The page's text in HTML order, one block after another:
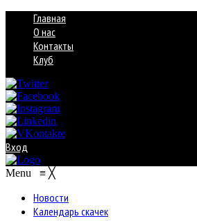
Главная
О нас
Контакты
Клуб
Вход
Menu ≡ ╳
Новости
Календарь скачек